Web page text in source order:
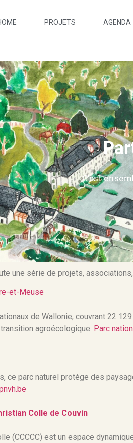
PROJETS AGENDA
C'est
une série de projets,
et-Meuse
de Wallonie, couvrant 22
agroécologique. Parc
ce parc naturel protège des
Colle de Couvin
(CCCCC) est un espace